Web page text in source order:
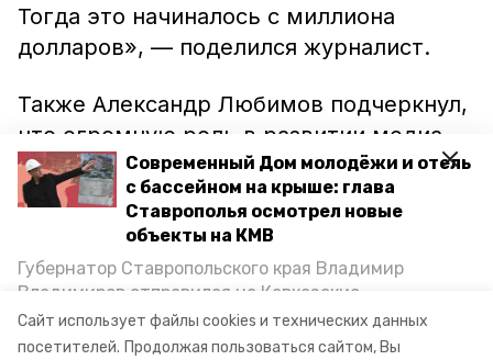
Сайт использует файлы cookies и технических данных
посетителей. Продолжая пользоваться сайтом, Вы
Современный Дом молодёжи и отель
с бассейном на крыше: глава
Ставрополья осмотрел новые
объекты на КМВ
Губернатор Ставропольского края Владимир
Владимиров отправился на Кавказские
Минеральные Воды, чтобы проинспектировать
строительство объектов в Кисловодске и
Тогда это начиналось с миллиона
долларов», — поделился журналист.
Также Александр Любимов подчеркнул,
что огромную роль в развитии медиа
сыграл интернет. В начале его карьеры
передать ролик из какого-либо города
России было гораздо сложнее, чем
сейчас. Теперь пересылка видео
занимает буквально секунды.
Фото: пресс-центр форума «Машук»